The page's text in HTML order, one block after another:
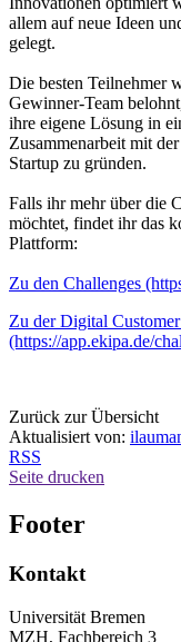
allem auf neue Ideen
gelegt.
Die besten Teilnehmer
Gewinner-Team
ihre eigene Lösung in
Zusammenarbeit mit
Startup zu gründen.
Falls ihr mehr über die
möchtet, findet ihr das
Plattform:
Zu den Challenges
Zu der Digital
(https://app.ekipa.de/
Zurück zur Übersicht
Aktualisiert von:
RSS
Seite drucken
Footer
Kontakt
Universität Bremen
MZH, Fachbereich 3